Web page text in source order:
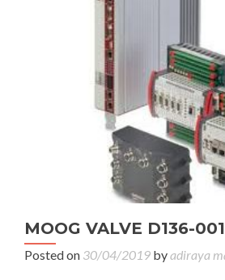
MOOG VALVE D136-
Posted on 30/04/2019 byadiraya